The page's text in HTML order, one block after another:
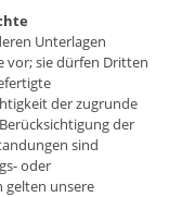
Unterlagen
vor; sie dürfen Dritten
der zugrunde
der
sind
oder
gelten unsere